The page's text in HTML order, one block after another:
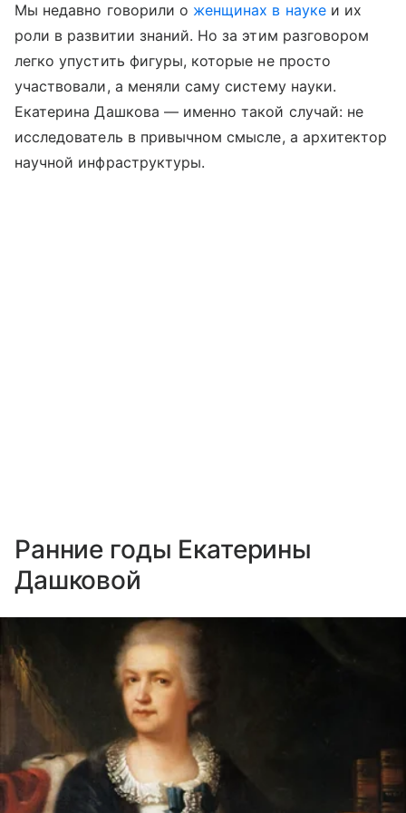
Мы недавно говорили о женщинах в наукеи их
роли в развитии знаний. Но за этим разговором
легко упустить фигуры, которые не просто
участвовали, а меняли саму систему науки.
Екатерина Дашкова — именно такой случай: не
исследователь в привычном смысле, а архитектор
научной инфраструктуры.
Ранние годы Екатерины
Дашковой